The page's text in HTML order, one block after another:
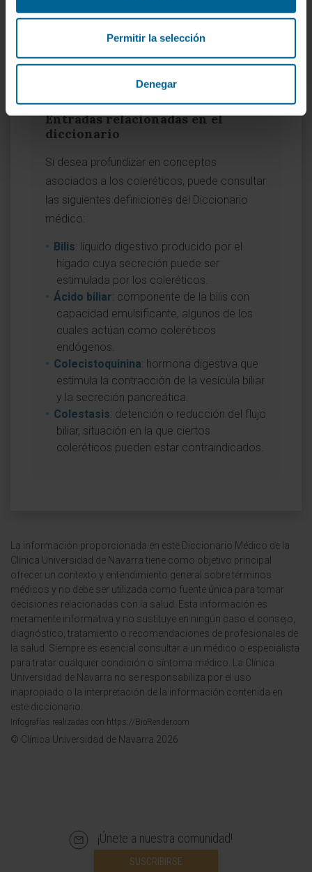
Permitir la selección
Denegar
Manual MSD (versión para
profesionales).Colelitiasis.
MedlinePlus.Ursodiol.
Entradas relacionadas en el
diccionario
Si desea profundizar en conceptos
asociados a los coleréticos, puede consultar
las siguientes definiciones del Diccionario
médico:
Bilis: líquido digestivo producido por el
hígado cuya secreción puede ser
estimulada por los coleréticos.
Ácido biliar: componente de la bilis con
capacidad emulsificante, algunos de los
cuales actúan como coleréticos
endógenos.
Colecistoquinina: hormona digestiva que
estimula la contracción de la vesícula biliar
y la secreción pancreática.
Colestasis: detención o reducción del flujo
biliar, situación en la que ciertos
coleréticos pueden estar contraindicados.
La información proporcionada en este Diccionario Médico de la
Clínica Universidad de Navarra tiene como objetivo principal
ofrecer un contexto y entendimiento general sobre términos
médicos y no debe ser utilizada como fuente única para tomar
decisiones relacionadas con la salud. Esta información es
meramente informativa y no sustituye en ningún caso el consejo,
diagnóstico, tratamiento o recomendaciones de profesionales de
la salud. Siempre es esencial consultar a un médico o especialista
para tratar cualquier condición o síntoma médico. La Clínica
Universidad de Navarra no se responsabiliza por el uso
inapropiado o la interpretación de la información contenida en
este diccionario.
Infografías realizadas con https://BioRender.com
© Clínica Universidad de Navarra 2026
¡Únete a nuestra comunidad!
SUSCRIBIRSE